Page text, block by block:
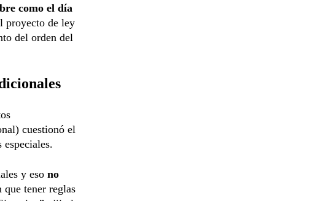
como el día
proyecto de ley
del orden del
cuestionó el
y eso no
que tener reglas